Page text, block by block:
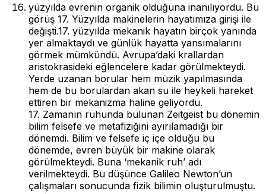
yüzyılda evrenin organik olduğuna inanılıyordu. Bu
görüş 17. Yüzyılda makinelerin hayatımıza girişi ile
değişti.17. yüzyılda mekanik hayatın birçok yanında
yer almaktaydı ve günlük hayatta yansımalarını
görmek mümkündü. Avrupa’daki krallardan
aristokrasideki eğlencelere kadar görülmekteydi.
Yerde uzanan borular hem müzik yapılmasında
hem de bu borulardan akan su ile heykeli hareket
ettiren bir mekanizma haline geliyordu.
17. Zamanın ruhunda bulunan Zeitgeist bu dönemin
bilim felsefe ve metafiziğini ayırılamadığı bir
dönemdi. Bilim ve felsefe iç içe olduğu bu
dönemde, evren büyük bir makine olarak
görülmekteydi. Buna ‘mekanik ruh’ adı
verilmekteydi. Bu düşünce Galileo Newton’un
çalışmaları sonucunda fizik bilimin oluşturulmuştu.